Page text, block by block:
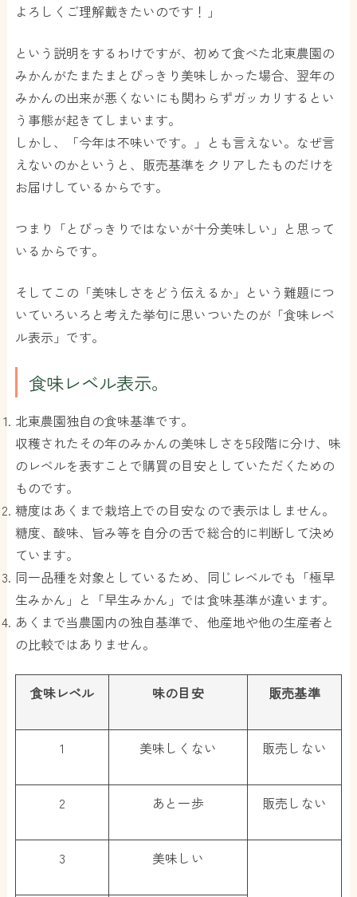
よろしくご理解戴きたいのです！」
という説明をするわけですが、初めて食べた北東農園の
みかんがたまたまとびっきり美味しかった場合、翌年の
みかんの出来が悪くないにも関わらずガッカリするとい
う事態が起きてしまいます。
しかし、「今年は不味いです。」とも言えない。なぜ言
えないのかというと、販売基準をクリアしたものだけを
お届けしているからです。
つまり「とびっきりではないが十分美味しい」と思って
いるからです。
そしてこの「美味しさをどう伝えるか」という難題につ
いていろいろと考えた挙句に思いついたのが「食味レベ
ル表示」です。
食味レベル表示。
北東農園独自の食味基準です。
収穫されたその年のみかんの美味しさを5段階に分け、味
のレベルを表すことで購買の目安としていただくための
ものです。
糖度はあくまで栽培上での目安なので表示はしません。
糖度、酸味、旨み等を自分の舌で総合的に判断して決め
ています。
同一品種を対象としているため、同じレベルでも「極早
生みかん」と「早生みかん」では食味基準が違います。
あくまで当農園内の独自基準で、他産地や他の生産者と
の比較ではありません。
食味レベル 味の目安 販売基準
1 美味しくない 販売しない
2 あと一歩 販売しない
3 美味しい